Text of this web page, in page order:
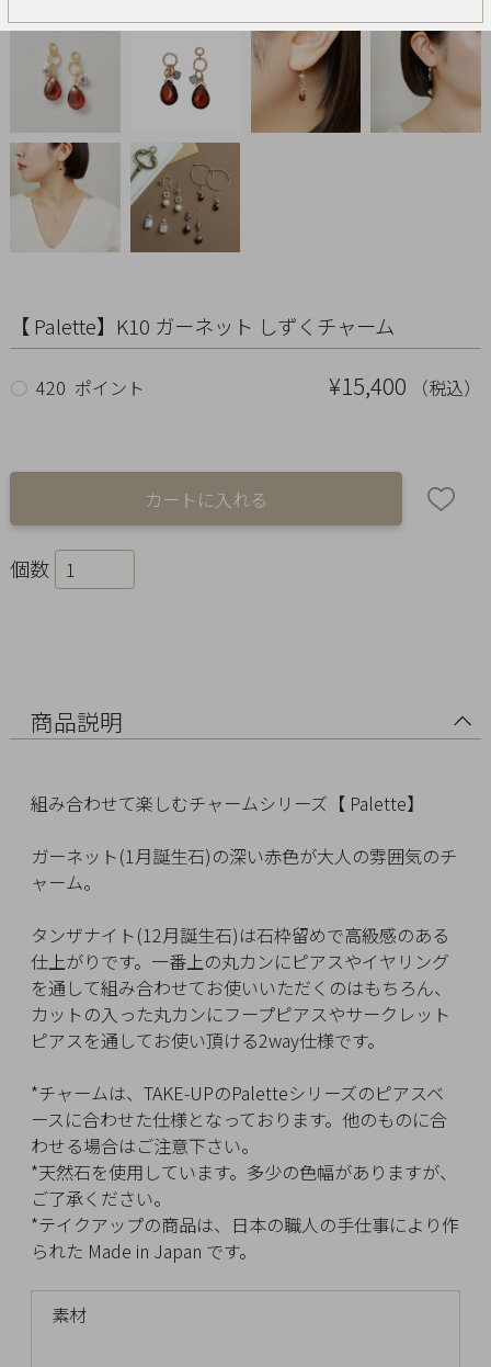
【 Palette】K10 ガーネット しずくチャーム
¥15,400 （税込）
○ 420 ポイント
個数
商品説明
組み合わせて楽しむチャームシリーズ【 Palette】
ガーネット(1月誕生石)の深い赤色が大人の雰囲気のチ
ャーム。
タンザナイト(12月誕生石)は石枠留めで高級感のある
仕上がりです。一番上の丸カンにピアスやイヤリング
を通して組み合わせてお使いいただくのはもちろん、
カットの入った丸カンにフープピアスやサークレット
ピアスを通してお使い頂ける2way仕様です。
*チャームは、TAKE-UPのPaletteシリーズのピアスベ
ースに合わせた仕様となっております。他のものに合
わせる場合はご注意下さい。
*天然石を使用しています。多少の色幅がありますが、
ご了承ください。
*テイクアップの商品は、日本の職人の手仕事により作
られた Made in Japan です。
素材
Item
ALL
Necklace
Pierced
Earrings
Charm
Ring
Disney
Season
Other
イ
ペ
ジ
お
気
に
入
り
ア
イ
テ
ム
最